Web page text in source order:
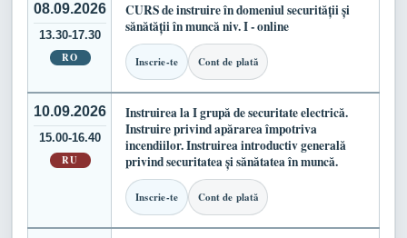
08.09.2026
13.30-17.30
RO
CURS de instruire în domeniul securității și
sănătății în muncă niv. I - online
Inscrie-te Cont de plată
10.09.2026
15.00-16.40
RU
Instruirea la I grupă de securitate electrică.
Instruire privind apărarea împotriva
incendiilor. Instruirea introductiv generală
privind securitatea și sănătatea în muncă.
Inscrie-te Cont de plată